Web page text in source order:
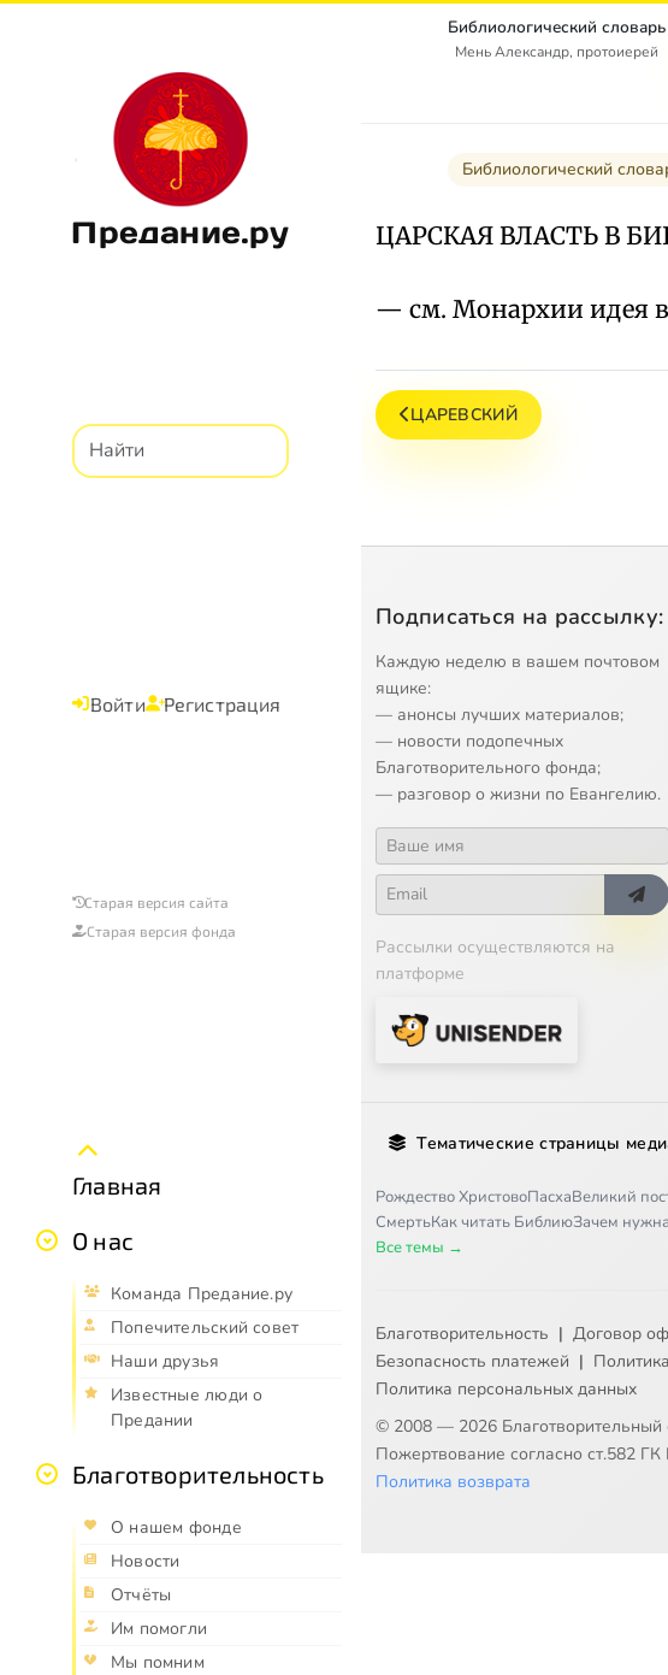
Предание.ру
Войти Регистрация
Старая версия сайта
Старая версия фонда
Главная
О нас
Команда Предание.ру
Попечительский совет
Наши друзья
Известные люди о
Предании
Благотворительность
О нашем фонде
Новости
Отчёты
Им помогли
Мы помним
Библиологический словарь
Мень Александр, протоиерей
Библиологический
ЦАРСКАЯ ВЛАСТЬ В
— см. Монархии идея
ЦАРЕВСКИЙ
Подписаться на рассылку:
Каждую неделю в вашем почтовом
ящике:
— анонсы лучших материалов;
— новости подопечных
Благотворительного фонда;
— разговор о жизни по Евангелию.
Рассылки осуществляются на
платформе
Тематические страницы
Рождество ХристовоПасхаВеликий
СмертьКак читать БиблиюЗачем
Все темы →
Благотворительность | Договор
Безопасность платежей |
Политика персональных данных
© 2008 — 2026
Пожертвование согласно ст.582
Политика возврата